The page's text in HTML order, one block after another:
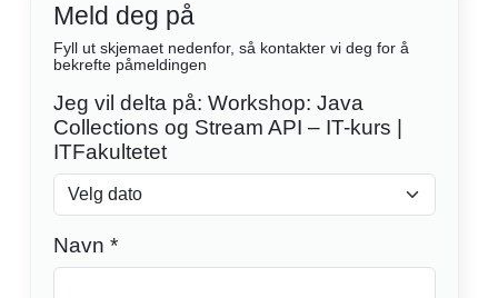
Meld deg på
Fyll ut skjemaet nedenfor, så kontakter vi deg for å
bekrefte påmeldingen
Jeg vil delta på: Workshop: Java
Collections og Stream API – IT-kurs |
ITFakultetet
Navn *